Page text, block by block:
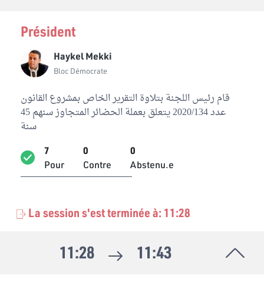
قام رئيس اللجنة بتلاوة التقرير الخاص بمشروع القانون
عدد 2020/134 يتعلق بعملة الحضائر المتجاوز سنهم 45
سنة
7
Pour
0
Contre
0
Abstenu.e
Président
Haykel Mekki
Bloc Démocrate
La session s'est terminée à: 11:28
11:28 11:43